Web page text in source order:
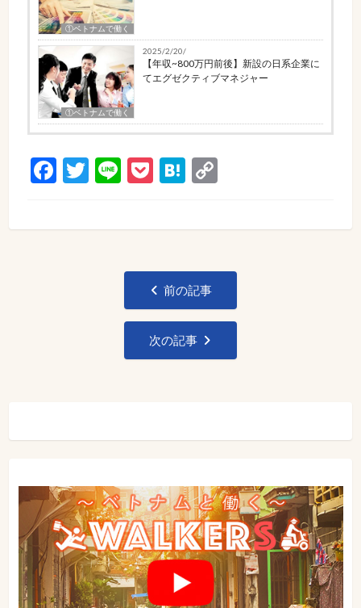
①ベトナムで働く
①ベトナムで働く
2025/2/20/
【年収~800万円前後】新設の日系企業に
てエグゼクティブマネジャー
Facebook
Twitter
LinePocketHatena
Copy
シ
ン
前の記事
次の記事